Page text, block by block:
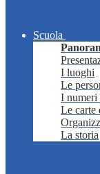
Scuola
I luoghi
Le
I numeri
Le carte
La storia